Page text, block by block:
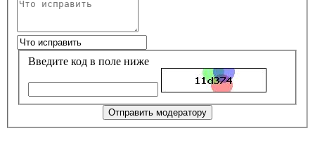
Введите код в поле ниже
Отправить модератору